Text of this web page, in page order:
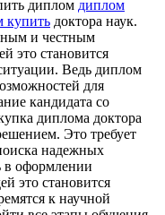
диплом диплом
купить доктора наук.
и честным
это становится
Ведь диплом
для
кандидата со
диплома доктора
Это требует
надежных
в оформлении
это становится
к научной